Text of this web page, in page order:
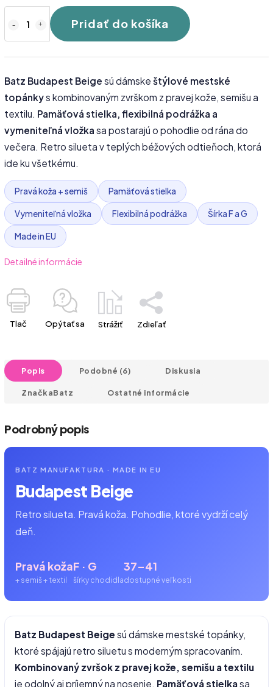
Pridať do košíka
Batz Budapest Beige sú dámske štýlové mestské
topánkys kombinovaným zvrškom z pravej kože, semišu a
textilu. Pamäťová stielka, flexibilná podrážka a
vymeniteľná vložka sa postarajú o pohodlie od rána do
večera. Retro silueta v teplých béžových odtieňoch, ktorá
ide ku všetkému.
Pravá koža + semiš Pamäťová stielka
Vymeniteľná vložka Flexibilná podrážka Šírka F a G
Made in EU
Detailné informácie
Tlač Opýtať sa Strážiť Zdieľať
Popis Podobné (6) Diskusia
ZnačkaBatz Ostatné informácie
Podrobný popis
BATZ MANUFAKTURA · MADE IN EU
Budapest Beige
Retro silueta. Pravá koža. Pohodlie, ktoré vydrží celý
deň.
Pravá koža
+ semiš + textil
F · G
šírky chodidla
37–41
dostupné veľkosti
Batz Budapest Beige sú dámske mestské topánky,
ktoré spájajú retro siluetu s moderným spracovaním.
Kombinovaný zvršok z pravej kože, semišu a textilu
je odolný aj príjemný na nosenie. Pamäťová stielkasa